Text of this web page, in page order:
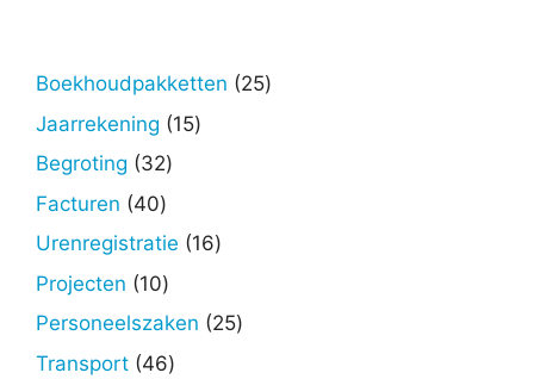
Boekhoudpakketten 2525
Jaarrekening 1515
Begroting 3232
Facturen 4040
producten
Urenregistratie 1616
Projecten 1010
producten
Personeelszaken 2525
Transport 4646